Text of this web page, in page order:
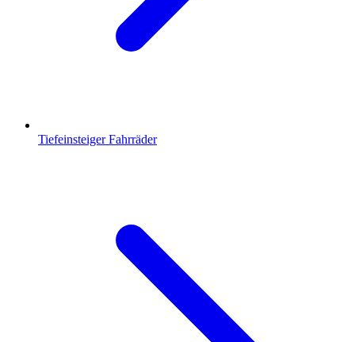
Tiefeinsteiger Fahrräder